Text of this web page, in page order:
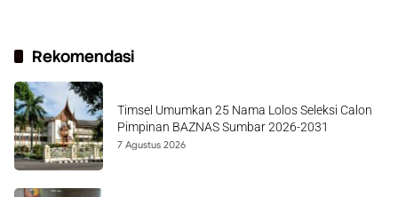
Rekomendasi
Timsel Umumkan 25 Nama Lolos Seleksi Calon
Pimpinan BAZNAS Sumbar 2026-2031
7 Agustus 2026